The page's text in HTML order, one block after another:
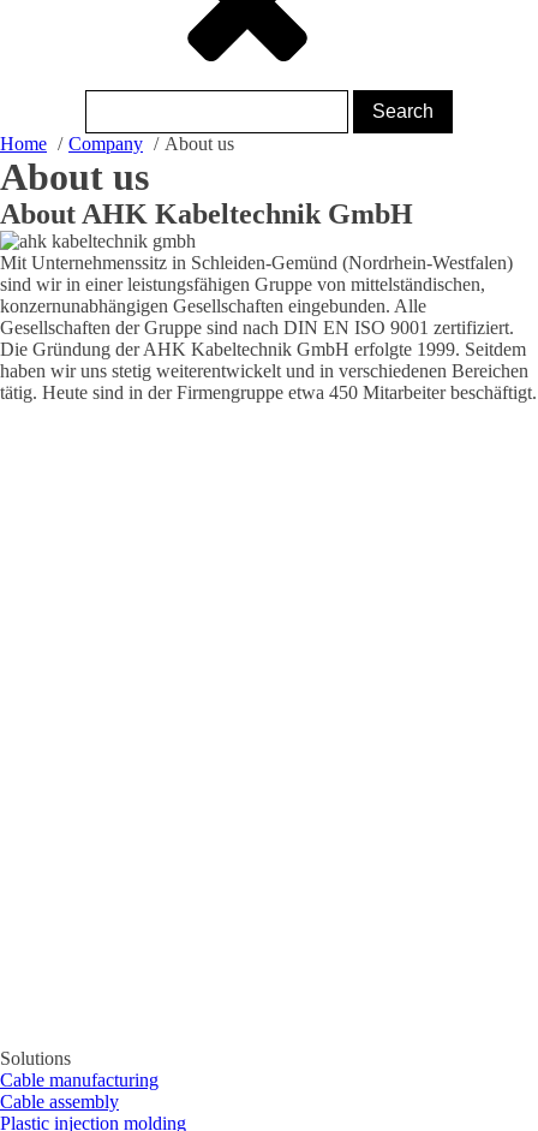
Home Company About us
About us
About AHK Kabeltechnik GmbH
Mit Unternehmenssitz in Schleiden-Gemünd (Nordrhein-Westfalen)
sind wir in einer leistungsfähigen Gruppe von mittelständischen,
konzernunabhängigen Gesellschaften eingebunden. Alle
Gesellschaften der Gruppe sind nach DIN EN ISO 9001 zertifiziert.
Die Gründung der AHK Kabeltechnik GmbH erfolgte 1999. Seitdem
haben wir uns stetig weiterentwickelt und in verschiedenen Bereichen
tätig. Heute sind in der Firmengruppe etwa 450 Mitarbeiter beschäftigt.
Solutions
Cable manufacturing
Cable assembly
Plastic injection molding